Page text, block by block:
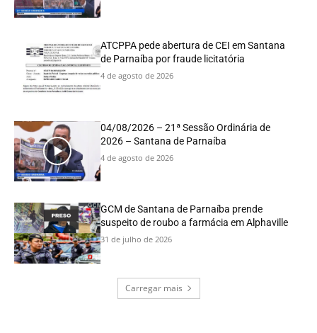
ATCPPA pede abertura de CEI em Santana
de Parnaíba por fraude licitatória
4 de agosto de 2026
04/08/2026 – 21ª Sessão Ordinária de
2026 – Santana de Parnaíba
4 de agosto de 2026
GCM de Santana de Parnaíba prende
suspeito de roubo a farmácia em Alphaville
31 de julho de 2026
Carregar mais